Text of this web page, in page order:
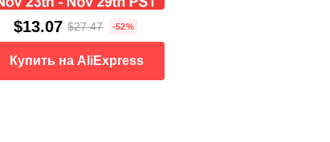
$13.07 $27.47 -52%
Купить на AliExpress